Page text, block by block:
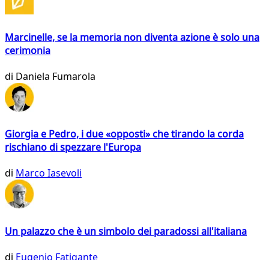
Marcinelle, se la memoria non diventa azione è solo una
cerimonia
di Daniela Fumarola
Giorgia e Pedro, i due «opposti» che tirando la corda
rischiano di spezzare l'Europa
di Marco Iasevoli
Un palazzo che è un simbolo dei paradossi all'italiana
di Eugenio Fatigante